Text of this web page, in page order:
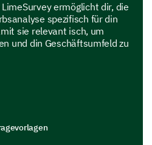
strengths,
and threats provide
you mentioned, list
ermöglicht dir, die
spezifisch für din
sie relevant isch, um
und din Geschäftsumfeld zu